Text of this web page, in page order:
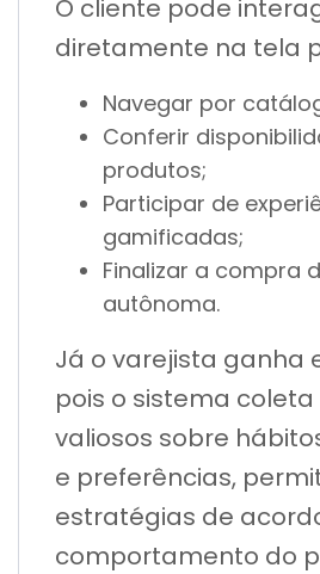
O cliente pode
diretamente na tela
Navegar por
Conferir
produtos;
Participar de
gamificadas;
Finalizar a compra
autônoma.
Já o varejista ganha
pois o sistema
valiosos sobre
e preferências,
estratégias de
comportamento do